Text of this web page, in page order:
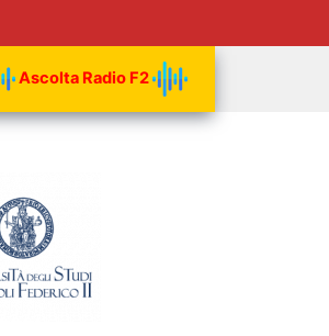
Ascolta Radio F2